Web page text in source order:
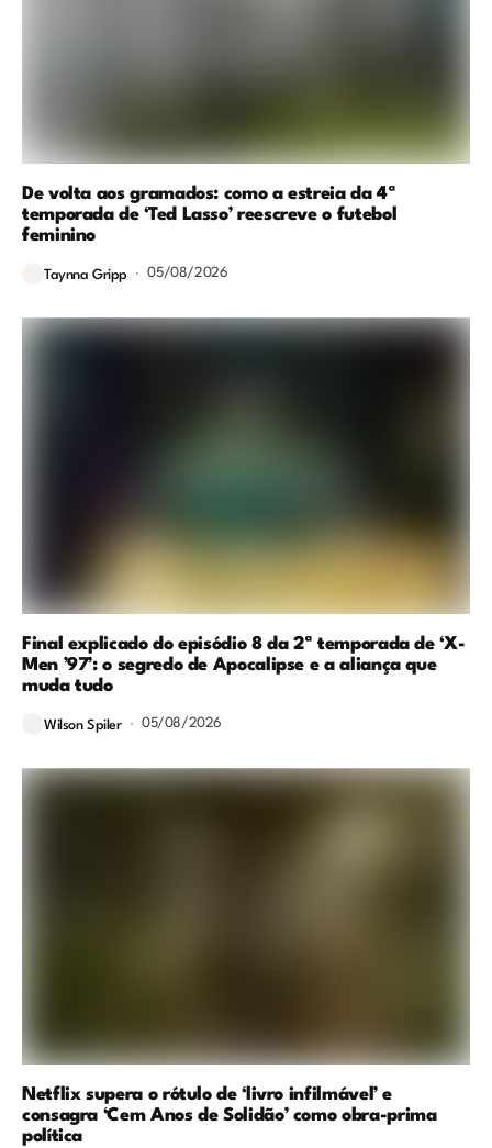
De volta aos gramados: como a estreia da 4ª
temporada de ‘Ted Lasso’ reescreve o futebol
feminino
Taynna Gripp 05/08/2026
Final explicado do episódio 8 da 2ª temporada de ‘X-
Men ’97’: o segredo de Apocalipse e a aliança que
muda tudo
Wilson Spiler 05/08/2026
Netflix supera o rótulo de ‘livro infilmável’ e
consagra ‘Cem Anos de Solidão’ como obra-prima
política